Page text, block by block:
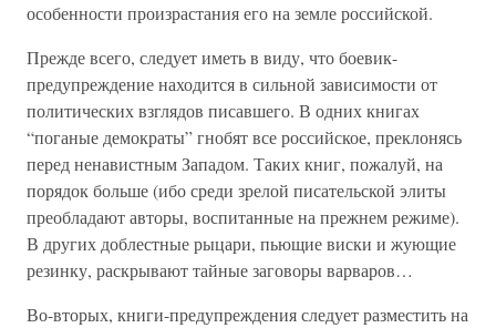
особенности произрастания его на земле российской.
Прежде всего, следует иметь в виду, что боевик-
предупреждение находится в сильной зависимости от
политических взглядов писавшего. В одних книгах
“поганые демократы” гнобят все российское, преклонясь
перед ненавистным Западом. Таких книг, пожалуй, на
порядок больше (ибо среди зрелой писательской элиты
преобладают авторы, воспитанные на прежнем режиме).
В других доблестные рыцари, пьющие виски и жующие
резинку, раскрывают тайные заговоры варваров…
Во-вторых, книги-предупреждения следует разместить на